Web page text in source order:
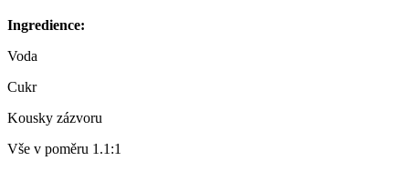
Ingredience:
Voda
Cukr
Kousky zázvoru
Vše v poměru 1.1:1